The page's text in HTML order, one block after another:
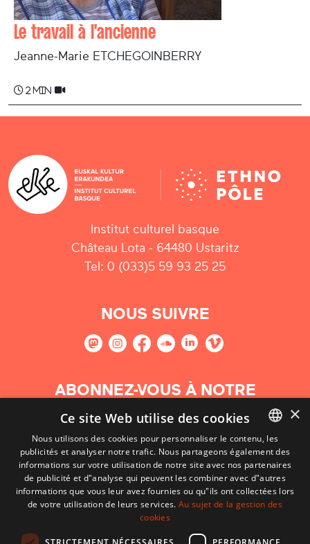
Le travail à l'ancienne
Jeanne-Marie ETCHEGOINBERRY
2 min
Institut culturel basque
Château Lota - 64480 Ustaritz
Tel: 0 (033)5 59 93 25 25
NOUS SUIVRE
ABONNEZ-VOUS À NOTRE
NEWSLETTER
S'abonner
BASQUE
FRENCH
×
Ce site Web utilise des cookies
Nous utilisons des cookies pour personnaliser le contenu, les
publicités et analyser notre trafic. Nous partageons également des
informations sur votre utilisation de notre site avec nos partenaires
de publicité et d"analyse qui peuvent les combiner avec d"autres
informations que vous leur avez fournies ou qu"ils ont collectées lors
de votre utilisation de leurs services.Au sujet de la gestion des
cookies